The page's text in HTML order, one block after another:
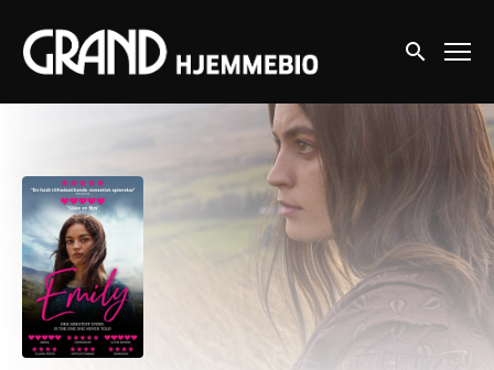
Accessibility Links
Søg nu